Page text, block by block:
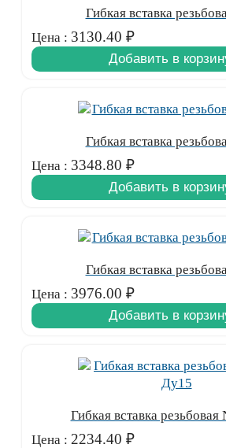
Гибкая вставка
Цена : 3130.40 ₽
Добавить в
Гибкая вставка
Цена : 3348.80 ₽
Добавить в
Гибкая вставка
Цена : 3976.00 ₽
Добавить в
Гибкая вставка
Цена : 2234.40 ₽